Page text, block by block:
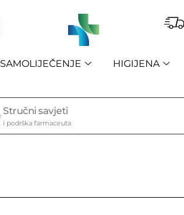
SAMOLIJEČENJE HIGIJENA
Stručni savjeti
i podrška farmaceuta